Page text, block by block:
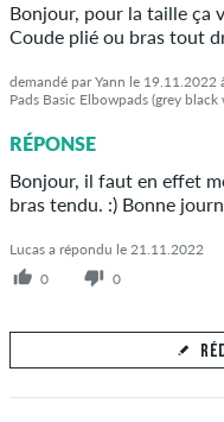
Bonjour, pour la taille ça
Coude plié ou bras tout
demandé par Yann le
Pads Basic Elbowpads (grey black
RÉPONSE
Bonjour, il faut en effet
bras tendu. :) Bonne
Lucas a répondu le 21.11.2022
0
0
Votre réponse